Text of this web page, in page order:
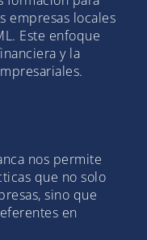
empresas locales
Este enfoque
y la
nos permite
que no solo
sino que
en